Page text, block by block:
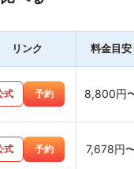
リンク 料金目安
式 予約 8,800円
式 予約 7,678円